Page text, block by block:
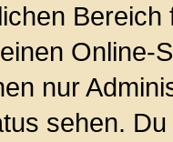
Online-
nur
sehen.